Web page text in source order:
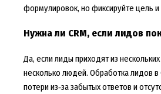
формулировок, но фиксируйте цель
Нужна ли CRM, если лидов
Да, если лиды приходят из
несколько людей. Обработка лидов в
потери из‑за забытых ответов и